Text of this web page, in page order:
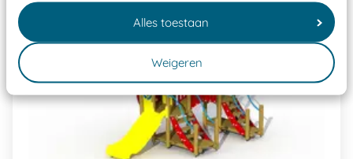
Alles toestaan
Weigeren